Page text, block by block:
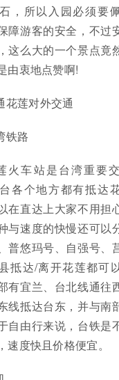
，所以入园必须要
障游客的安全，不过
这么大的一个景点竟
由衷地点赞啊!
花莲对外交通
铁路
火车站是台湾重要
各个地方都有抵达
在直达上大家不用担
与速度的快慢还可以
普悠玛号、自强号、
抵达/离开花莲都可
有宜兰、台北线通往
线抵达台东，并与南
自由行来说，台铁是
速度快且价格便宜。